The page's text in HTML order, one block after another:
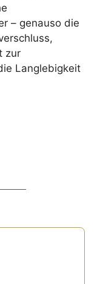
– genauso die
zur
Langlebigkeit